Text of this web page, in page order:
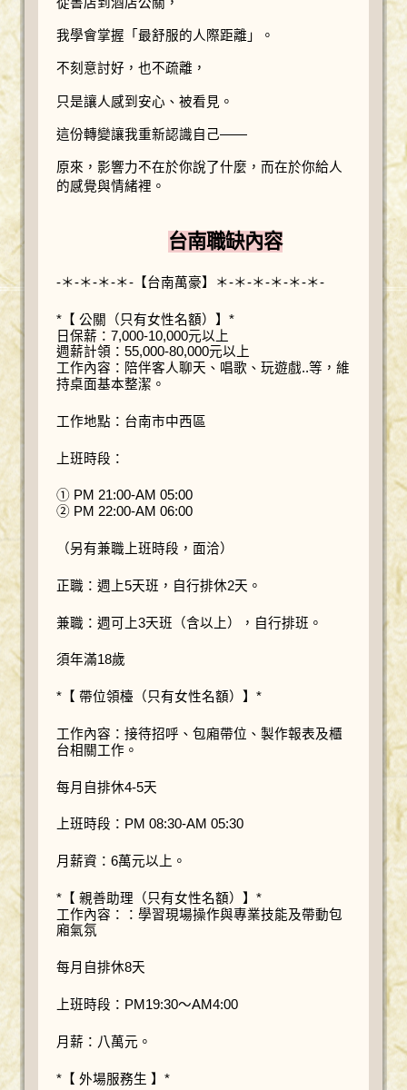
我學會掌握「最舒服的人際距離」。
不刻意討好，也不疏離，
只是讓人感到安心、被看見。
這份轉變讓我重新認識自己——
原來，影響力不在於你說了什麼，而在於你給人
的感覺與情緒裡。
台南職缺內容
-＊-＊-＊-＊-【台南萬豪】＊-＊-＊-＊-＊-＊-
*【 公關（只有女性名額）】*
日保薪：7,000-10,000元以上
週薪計領：55,000-80,000元以上
工作內容：陪伴客人聊天、唱歌、玩遊戲..等，維
持桌面基本整潔。
工作地點：台南市中西區
上班時段：
① PM 21:00-AM 05:00
② PM 22:00-AM 06:00
（另有兼職上班時段，面洽）
正職：週上5天班，自行排休2天。
兼職：週可上3天班（含以上），自行排班。
須年滿18歲
*【 帶位領檯（只有女性名額）】*
工作內容：接待招呼、包廂帶位、製作報表及櫃
台相關工作。
每月自排休4-5天
上班時段：PM 08:30-AM 05:30
月薪資：6萬元以上。
*【 親善助理（只有女性名額）】*
工作內容：：學習現場操作與專業技能及帶動包
廂氣氛
每月自排休8天
上班時段：PM19:30～AM4:00
月薪：八萬元。
*【 外場服務生 】*